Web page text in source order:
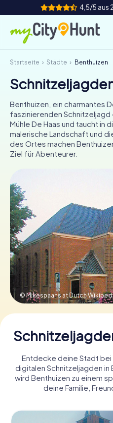
4,5/5 aus
So funktioniert's
Städte
Touren
Teamevent
Tickets
IT
NL
Tickets
Startseite Städte Benthuizen
Benthuizen, ein charmantes
faszinierenden
Mühle De Haas und taucht in
malerische Landschaft und
des Ortes machen
Ziel für Abenteurer.
© Mikespaans at Dutch
Entdecke deine Stadt bei
digitalen Schnitzeljagden in
wird Benthuizen zu einem
deine Familie,